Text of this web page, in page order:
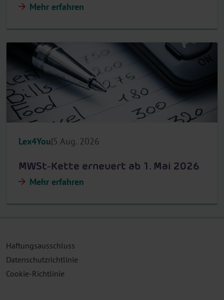
Mehr erfahren
Lex4You 5 Aug. 2026
MWSt-Kette erneuert ab 1. Mai 2026
Mehr erfahren
Haftungsausschluss
Datenschutzrichtlinie
Cookie-Richtlinie